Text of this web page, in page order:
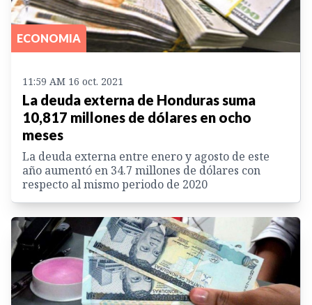
ECONOMIA
11:59 AM 16 oct. 2021
La deuda externa de Honduras suma
10,817 millones de dólares en ocho
meses
La deuda externa entre enero y agosto de este
año aumentó en 34.7 millones de dólares con
respecto al mismo periodo de 2020